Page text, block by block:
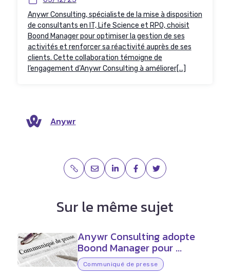
Anywr Consulting, spécialiste de la mise à disposition
de consultants en IT, Life Science et RPO, choisit
Boond Manager pour optimiser la gestion de ses
activités et renforcer sa réactivité auprès de ses
clients. Cette collaboration témoigne de
l’engagement d’Anywr Consulting à améliorer[...]
Anywr
Sur le même sujet
Anywr Consulting adopte
Boond Manager pour ...
Communiqué de presse